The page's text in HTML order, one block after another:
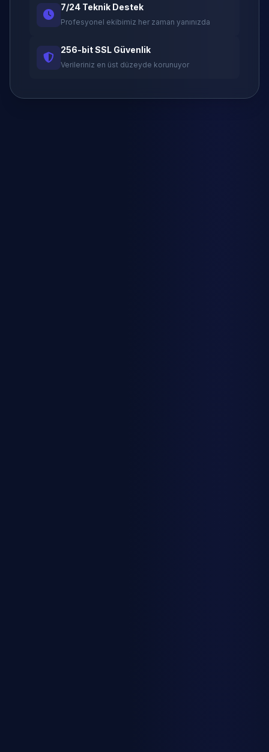
7/24 Teknik Destek
Profesyonel ekibimiz her zaman yanınızda
256-bit SSL Güvenlik
Verileriniz en üst düzeyde korunuyor